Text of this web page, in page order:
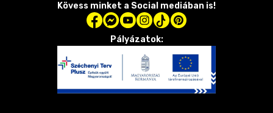
Kövess minket a Social mediában is!
Pályázatok: